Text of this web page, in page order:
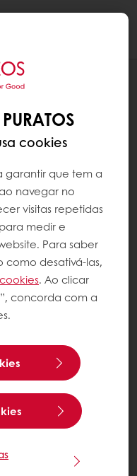
E CARAMELO
cookies
garantir que tem a
navegar no
visitas repetidas
medir e
Para saber
como desativá-las,
. Ao clicar
concorda com a